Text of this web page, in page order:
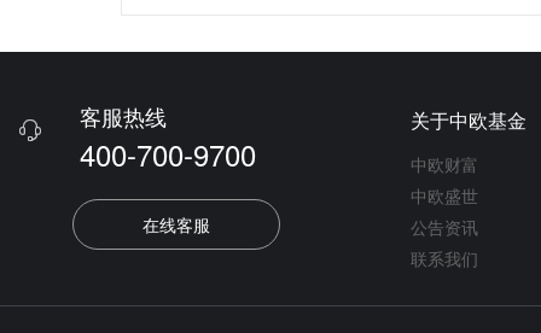
 客服热线
400-700-9700
在线客服
关于中欧基金
中欧财富
中欧盛世
公告资讯
联系我们